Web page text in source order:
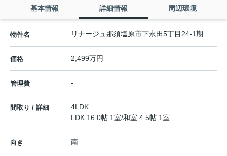
基本情報 詳細情報 周辺環境
物件名 リナージュ那須塩原市下永田5丁目24-1期
価格 2,499万円
管理費 -
間取り / 詳細
4LDK
LDK 16.0帖 1室/和室 4.5帖 1室
向き 南